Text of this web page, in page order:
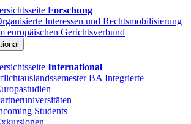
Forschung
Interessen und Rechtsmobilisierung
europäischen Gerichtsverbund
International
BA Integrierte
Students